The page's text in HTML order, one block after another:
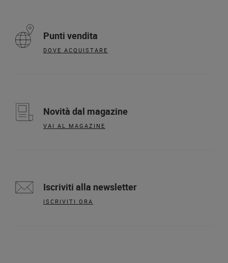
Punti vendita
DOVE ACQUISTARE
Novità dal magazine
VAI AL MAGAZINE
Iscriviti alla newsletter
ISCRIVITI ORA